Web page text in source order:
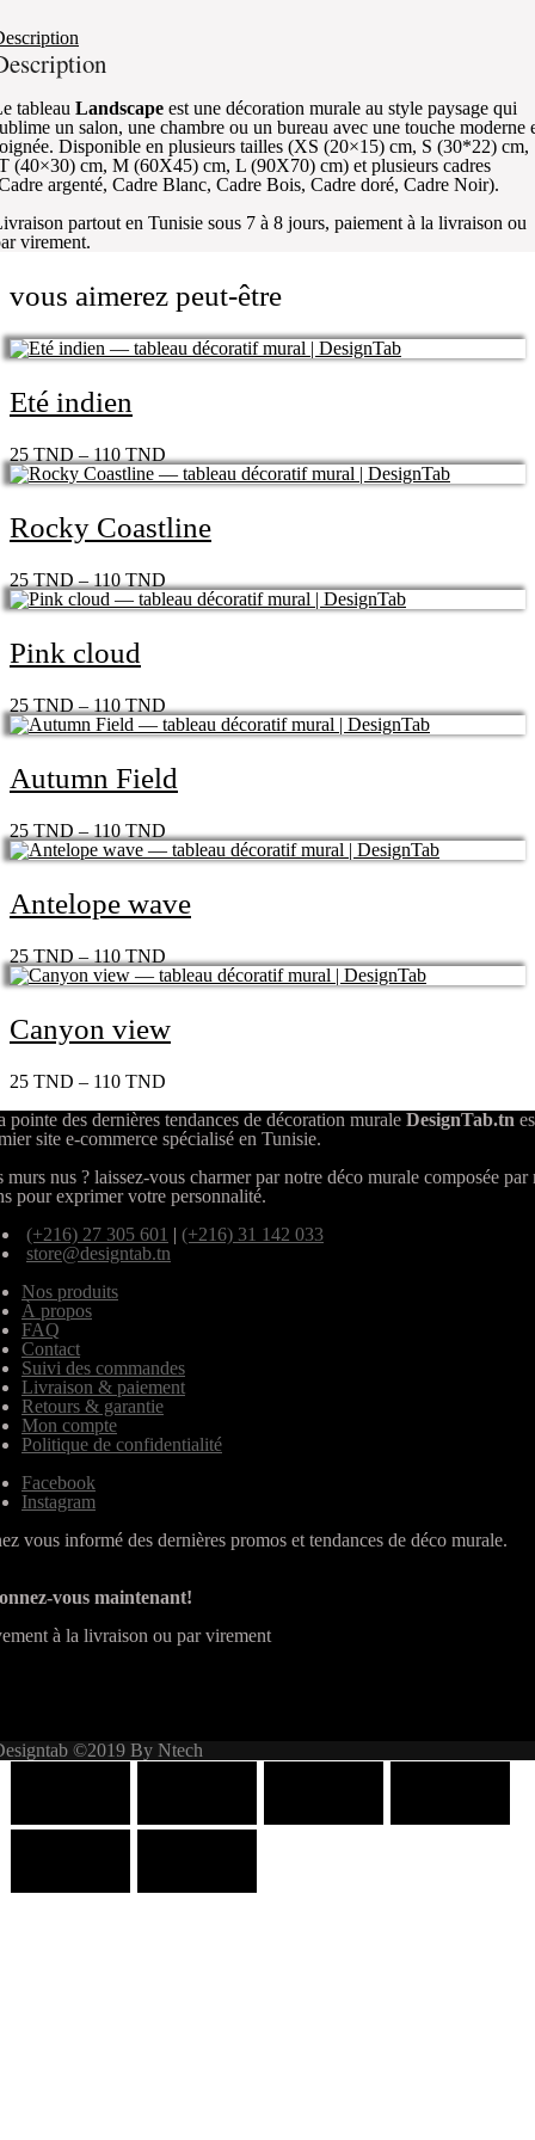
tableau Landscape est une décoration murale au style paysage qui
un salon, une chambre ou un bureau avec une touche moderne
Disponible en plusieurs tailles (XS (20×15) cm, S (30*22) cm,
(40×30) cm, M (60X45) cm, L (90X70) cm) et plusieurs cadres
argenté, Cadre Blanc, Cadre Bois, Cadre doré, Cadre Noir).
partout en Tunisie sous 7 à 8 jours, paiement à la livraison ou
virement.
vous aimerez peut-être
Eté indien
25TND–110TND
Rocky Coastline
25TND–110TND
Pink cloud
25TND–110TND
Autumn Field
25TND–110TND
Antelope wave
25TND–110TND
Canyon view
25 TND – 110 TND
pointe des dernières tendances de décoration murale DesignTab.tn
site e-commerce spécialisé en Tunisie.
murs nus ? laissez-vous charmer par notre déco murale composée par
pour exprimer votre personnalité.
(+216) 27 305 601 | (+216) 31 142 033
store@designtab.tn
Nos produits
À propos
FAQ
Contact
Suivi des commandes
Livraison & paiement
Retours & garantie
Mon compte
Politique de confidentialité
Facebook
Instagram
vous informé des dernières promos et tendances de déco murale.
vous maintenant!
à la livraison ou par virement
©2019 By Ntech